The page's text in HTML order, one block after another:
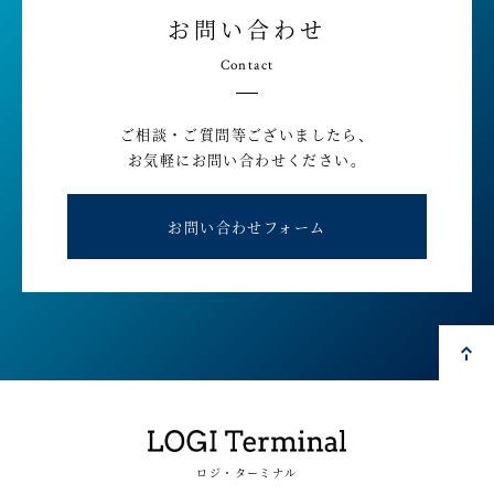
お問い合わせ
Contact
ご相談・ご質問等ございましたら、
お気軽にお問い合わせください。
お問い合わせフォーム
ロジ・ターミナル